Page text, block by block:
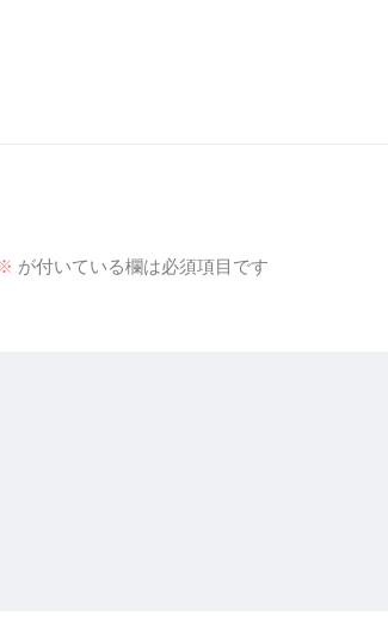
が付いている欄は必須項目です